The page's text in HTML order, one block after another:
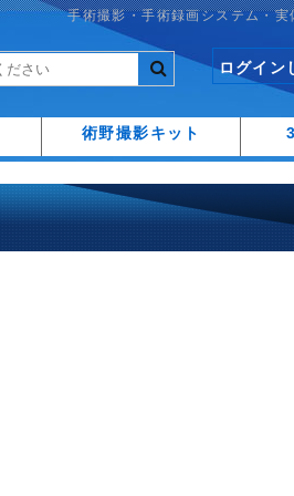
手術撮影・手術録画システム・
ログイン
術野撮影キット